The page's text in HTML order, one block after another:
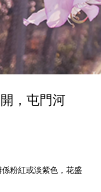
，屯門河
粉紅或淡紫色，花盛